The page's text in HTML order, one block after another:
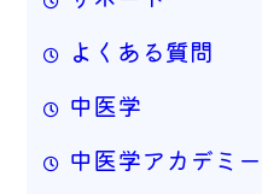
よくある質問
中医学
中医学アカデミー